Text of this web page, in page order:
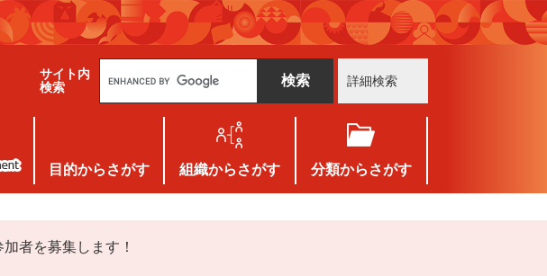
サイト内
検索
g
タ
ム
検
詳細検索
目的からさがす 組織からさがす 分類からさがす
者を募集します！